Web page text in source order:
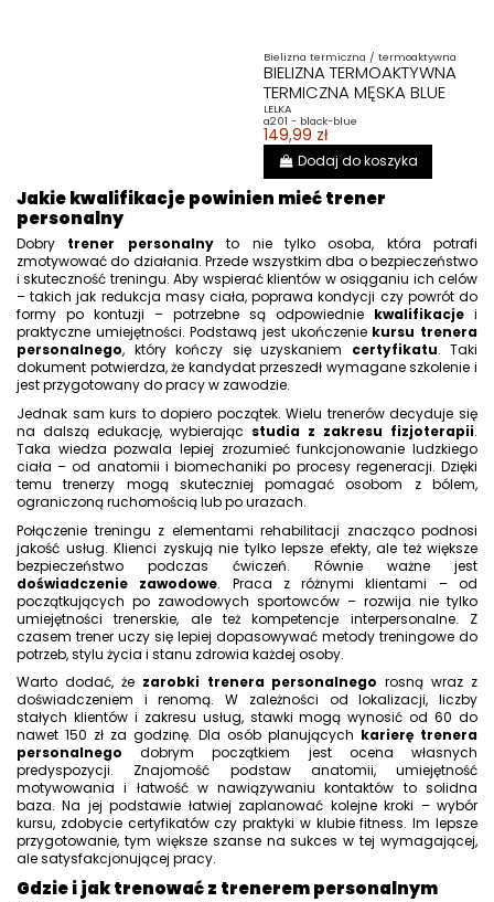
Bielizna termiczna / termoaktywna
BIELIZNA TERMOAKTYWNA
TERMICZNA MĘSKA BLUE
LELKA
a201 - black-blue
149,99 zł
Dodaj do koszyka
Jakie kwalifikacje powinien mieć trener
personalny
Dobry trener personalnyto nie tylko osoba, która potrafi
zmotywować do działania. Przede wszystkim dba o bezpieczeństwo
i skuteczność treningu. Aby wspierać klientów w osiąganiu ich celów
– takich jak redukcja masy ciała, poprawa kondycji czy powrót do
formy po kontuzji – potrzebne są odpowiednie kwalifikacje i
praktyczne umiejętności. Podstawą jest ukończenie kursu trenera
personalnego, który kończy się uzyskaniem certyfikatu. Taki
dokument potwierdza, że kandydat przeszedł wymagane szkolenie i
jest przygotowany do pracy w zawodzie.
Jednak sam kurs to dopiero początek. Wielu trenerów decyduje się
na dalszą edukację, wybierając studia z zakresu fizjoterapii.
Taka wiedza pozwala lepiej zrozumieć funkcjonowanie ludzkiego
ciała – od anatomii i biomechaniki po procesy regeneracji. Dzięki
temu trenerzy mogą skuteczniej pomagać osobom z bólem,
ograniczoną ruchomością lub po urazach.
Połączenie treningu z elementami rehabilitacji znacząco podnosi
jakość usług. Klienci zyskują nie tylko lepsze efekty, ale też większe
bezpieczeństwo podczas ćwiczeń. Równie ważne jest
doświadczenie zawodowe. Praca z różnymi klientami – od
początkujących po zawodowych sportowców – rozwija nie tylko
umiejętności trenerskie, ale też kompetencje interpersonalne. Z
czasem trener uczy się lepiej dopasowywać metody treningowe do
potrzeb, stylu życia i stanu zdrowia każdej osoby.
Warto dodać, że zarobki trenera personalnego rosną wraz z
doświadczeniem i renomą. W zależności od lokalizacji, liczby
stałych klientów i zakresu usług, stawki mogą wynosić od 60 do
nawet 150 zł za godzinę. Dla osób planujących karierę trenera
personalnego dobrym początkiem jest ocena własnych
predyspozycji. Znajomość podstaw anatomii, umiejętność
motywowania i łatwość w nawiązywaniu kontaktów to solidna
baza. Na jej podstawie łatwiej zaplanować kolejne kroki – wybór
kursu, zdobycie certyfikatów czy praktyki w klubie fitness. Im lepsze
przygotowanie, tym większe szanse na sukces w tej wymagającej,
ale satysfakcjonującej pracy.
Gdzie i jak trenować z trenerem personalnym